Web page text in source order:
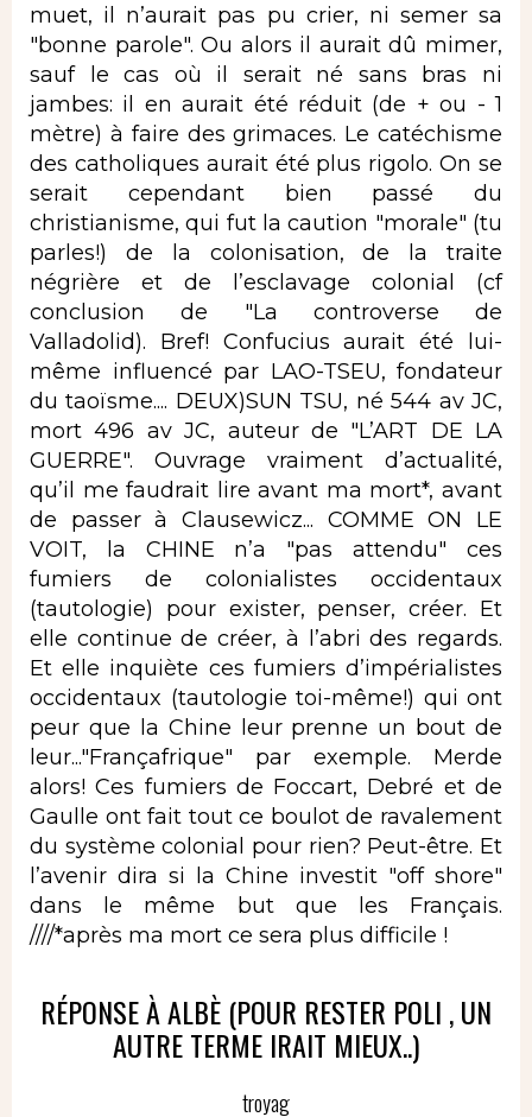
muet, il n’aurait pas pu crier, ni semer sa
"bonne parole". Ou alors il aurait dû mimer,
sauf le cas où il serait né sans bras ni
jambes: il en aurait été réduit (de + ou - 1
mètre) à faire des grimaces. Le catéchisme
des catholiques aurait été plus rigolo. On se
serait cependant bien passé du
christianisme, qui fut la caution "morale" (tu
parles!) de la colonisation, de la traite
négrière et de l’esclavage colonial (cf
conclusion de "La controverse de
Valladolid). Bref! Confucius aurait été lui-
même influencé par LAO-TSEU, fondateur
du taoïsme.... DEUX)SUN TSU, né 544 av JC,
mort 496 av JC, auteur de "L’ART DE LA
GUERRE". Ouvrage vraiment d’actualité,
qu’il me faudrait lire avant ma mort*, avant
de passer à Clausewicz... COMME ON LE
VOIT, la CHINE n’a "pas attendu" ces
fumiers de colonialistes occidentaux
(tautologie) pour exister, penser, créer. Et
elle continue de créer, à l’abri des regards.
Et elle inquiète ces fumiers d’impérialistes
occidentaux (tautologie toi-même!) qui ont
peur que la Chine leur prenne un bout de
leur..."Françafrique" par exemple. Merde
alors! Ces fumiers de Foccart, Debré et de
Gaulle ont fait tout ce boulot de ravalement
du système colonial pour rien? Peut-être. Et
l’avenir dira si la Chine investit "off shore"
dans le même but que les Français.
////*après ma mort ce sera plus difficile !
RÉPONSE À ALBÈ (POUR RESTER POLI , UN
AUTRE TERME IRAIT MIEUX..)
troyag